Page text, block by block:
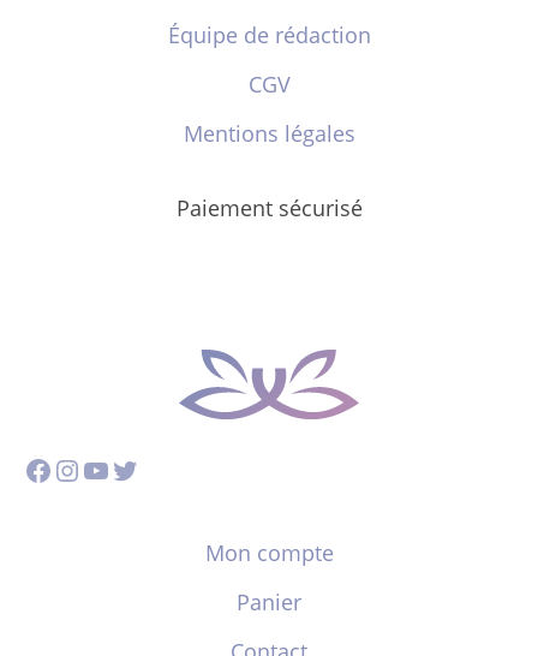
Équipe de rédaction
CGV
Mentions légales
Paiement sécurisé
Facebook
Instagram
YouTube
Twitter
Mon compte
Panier